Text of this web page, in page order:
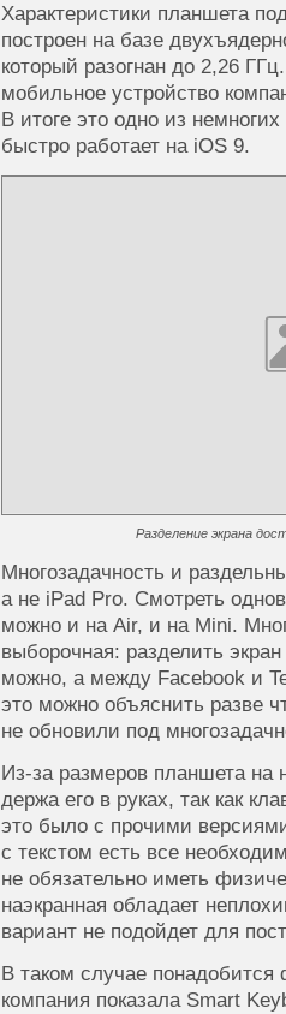
Характеристики планшета
построен на базе
который разогнан до 2,26
мобильное устройство
В итоге это одно из
быстро работает на iOS 9.
Разделение экрана
Многозадачность и
а не iPad Pro. Смотреть
можно и на Air, и на Mini.
выборочная: разделить
можно, а между Facebook и
это можно объяснить разве
не обновили под
Из-за размеров планшета на
держа его в руках, так как
это было с прочими
с текстом есть все
не обязательно иметь
наэкранная обладает
вариант не подойдет для
В таком случае
компания показала Smart